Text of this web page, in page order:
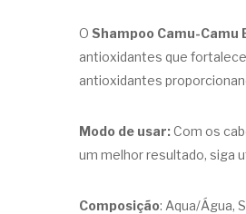
O Shampoo Camu-Camu
antioxidantes que
antioxidantes
Modo de usar:Com os
um melhor resultado, siga
Composição: Aqua/Água,